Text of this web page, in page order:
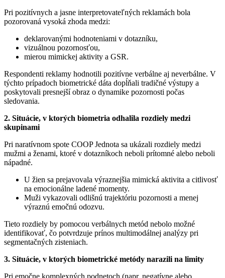
Pri pozitívnych a jasne interpretovateľných reklamách bola
pozorovaná vysoká zhoda medzi:
deklarovanými hodnoteniami v dotazníku,
vizuálnou pozornosťou,
mierou mimickej aktivity a GSR.
Respondenti reklamy hodnotili pozitívne verbálne aj neverbálne. V
týchto prípadoch biometrické dáta dopĺňali tradičné výstupy a
poskytovali presnejší obraz o dynamike pozornosti počas
sledovania.
2. Situácie, v ktorých biometria odhalila rozdiely medzi
skupinami
Pri naratívnom spote COOP Jednota sa ukázali rozdiely medzi
mužmi a ženami, ktoré v dotazníkoch neboli prítomné alebo neboli
nápadné.
U žien sa prejavovala výraznejšia mimická aktivita a citlivosť
na emocionálne ladené momenty.
Muži vykazovali odlišnú trajektóriu pozornosti a menej
výraznú emočnú odozvu.
Tieto rozdiely by pomocou verbálnych metód nebolo možné
identifikovať, čo potvrdzuje prínos multimodálnej analýzy pri
segmentačných zisteniach.
3. Situácie, v ktorých biometrické metódy narazili na limity
Pri emočne komplexných podnetoch (napr. negatívne alebo